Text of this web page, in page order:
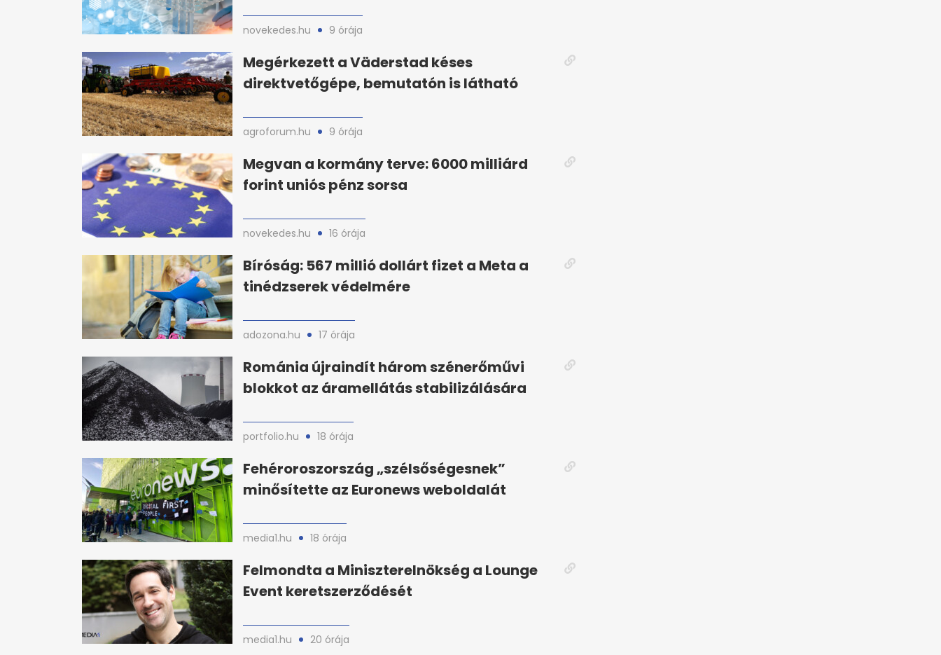
novekedes.hu 9 órája
Megérkezett a Väderstad késes
direktvetőgépe, bemutatón is látható
agroforum.hu 9 órája
Megvan a kormány terve: 6000 milliárd
forint uniós pénz sorsa
novekedes.hu 16 órája
Bíróság: 567 millió dollárt fizet a Meta a
tinédzserek védelmére
adozona.hu 17 órája
Románia újraindít három szénerőművi
blokkot az áramellátás stabilizálására
portfolio.hu 18 órája
Fehéroroszország „szélsőségesnek”
minősítette az Euronews weboldalát
media1.hu 18 órája
Felmondta a Miniszterelnökség a Lounge
Event keretszerződését
media1.hu 20 órája